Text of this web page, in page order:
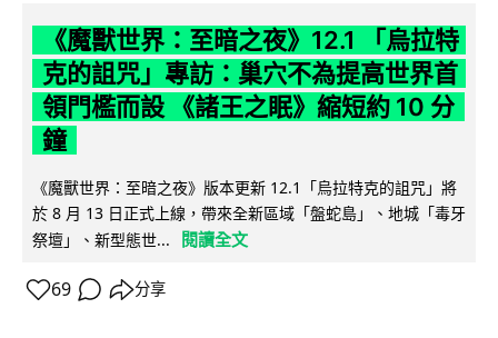
《魔獸世界：至暗之夜》12.1 「烏拉特
克的詛咒」專訪：巢穴不為提高世界首
領門檻而設 《諸王之眠》縮短約 10 分
鐘
《魔獸世界：至暗之夜》版本更新 12.1「烏拉特克的詛咒」將
於 8 月 13 日正式上線，帶來全新區域「盤蛇島」、地城「毒牙
祭壇」、新型態世...
閱讀全文
69 分享